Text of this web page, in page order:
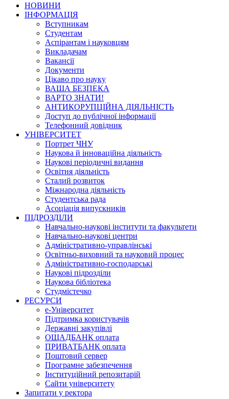
НОВИНИ
ІНФОРМАЦІЯ
Вступникам
Студентам
Аспірантам і науковцям
Викладачам
Вакансії
Документи
Цікаво про науку
ВАША БЕЗПЕКА
ВАРТО ЗНАТИ!
АНТИКОРУПЦІЙНА ДІЯЛЬНІСТЬ
Доступ до публічної інформації
Телефонний довідник
УНІВЕРСИТЕТ
Портрет ЧНУ
Наукова й інноваційна діяльність
Наукові періодичні видання
Освітня діяльність
Сталий розвиток
Міжнародна діяльність
Студентська рада
Асоціація випускників
ПІДРОЗДІЛИ
Навчально-наукові інститути та факультети
Навчально-наукові центри
Адміністративно-управлінські
Освітньо-виховний та науковий процес
Адміністративно-господарські
Наукові підрозділи
Наукова бібліотека
Студмістечко
РЕСУРСИ
е-Університет
Підтримка користувачів
Державні закупівлі
ОЩАДБАНК оплата
ПРИВАТБАНК оплата
Поштовий сервер
Програмне забезпечення
Інституційний репозитарій
Сайти університету
Запитати у ректора